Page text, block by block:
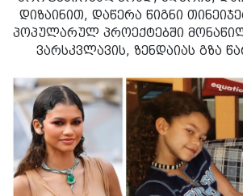
დიზაინით, დაწერა წიგნი
პოპულარულ პროექტებში
ვარსკვლავის, ზენდაიას გზა